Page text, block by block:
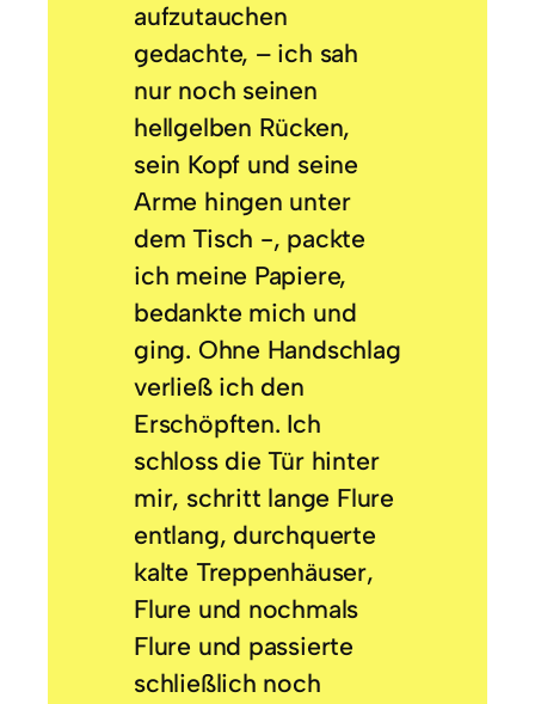
aufzutauchen
gedachte, – ich sah
nur noch seinen
hellgelben Rücken,
sein Kopf und seine
Arme hingen unter
dem Tisch -, packte
ich meine Papiere,
bedankte mich und
ging. Ohne Handschlag
verließ ich den
Erschöpften. Ich
schloss die Tür hinter
mir, schritt lange Flure
entlang, durchquerte
kalte Treppenhäuser,
Flure und nochmals
Flure und passierte
schließlich noch